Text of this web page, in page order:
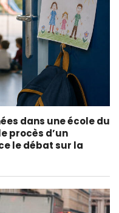
dans une école du
procès d’un
le débat sur la